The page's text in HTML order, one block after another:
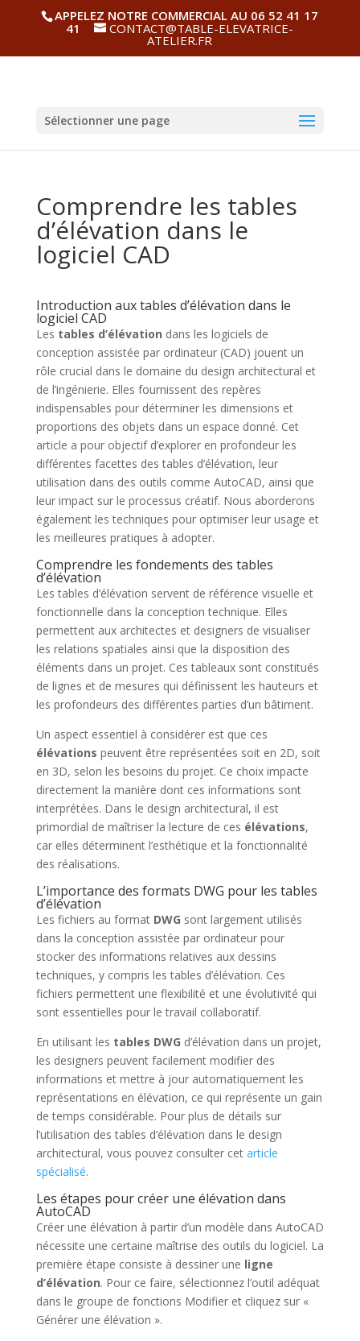
APPELEZ NOTRE COMMERCIAL AU 06 52 41 17
41
CONTACT@TABLE-ELEVATRICE-
ATELIER.FR
Sélectionner une page
Comprendre les tables
d’élévation dans le
logiciel CAD
Introduction aux tables d’élévation dans le
logiciel CAD
Les tables d’élévation dans les logiciels de
conception assistée par ordinateur (CAD) jouent un
rôle crucial dans le domaine du design architectural et
de l’ingénierie. Elles fournissent des repères
indispensables pour déterminer les dimensions et
proportions des objets dans un espace donné. Cet
article a pour objectif d’explorer en profondeur les
différentes facettes des tables d’élévation, leur
utilisation dans des outils comme AutoCAD, ainsi que
leur impact sur le processus créatif. Nous aborderons
également les techniques pour optimiser leur usage et
les meilleures pratiques à adopter.
Comprendre les fondements des tables
d’élévation
Les tables d’élévation servent de référence visuelle et
fonctionnelle dans la conception technique. Elles
permettent aux architectes et designers de visualiser
les relations spatiales ainsi que la disposition des
éléments dans un projet. Ces tableaux sont constitués
de lignes et de mesures qui définissent les hauteurs et
les profondeurs des différentes parties d’un bâtiment.
Un aspect essentiel à considérer est que ces
élévations peuvent être représentées soit en 2D, soit
en 3D, selon les besoins du projet. Ce choix impacte
directement la manière dont ces informations sont
interprétées. Dans le design architectural, il est
primordial de maîtriser la lecture de ces élévations,
car elles déterminent l’esthétique et la fonctionnalité
des réalisations.
L’importance des formats DWG pour les tables
d’élévation
Les fichiers au format DWG sont largement utilisés
dans la conception assistée par ordinateur pour
stocker des informations relatives aux dessins
techniques, y compris les tables d’élévation. Ces
fichiers permettent une flexibilité et une évolutivité qui
sont essentielles pour le travail collaboratif.
En utilisant les tables DWG d’élévation dans un projet,
les designers peuvent facilement modifier des
informations et mettre à jour automatiquement les
représentations en élévation, ce qui représente un gain
de temps considérable. Pour plus de détails sur
l’utilisation des tables d’élévation dans le design
architectural, vous pouvez consulter cet article
spécialisé.
Les étapes pour créer une élévation dans
AutoCAD
Créer une élévation à partir d’un modèle dans AutoCAD
nécessite une certaine maîtrise des outils du logiciel. La
première étape consiste à dessiner une ligne
d’élévation. Pour ce faire, sélectionnez l’outil adéquat
dans le groupe de fonctions Modifier et cliquez sur «
Générer une élévation ».